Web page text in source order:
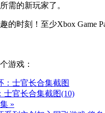
需的新玩家了。
的时刻！至少Xbox Game
游戏：
士官长合集截图(10)
»